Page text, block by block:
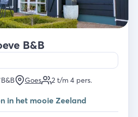
B&B
B&B Goes 2 t/m 4 pers.
in het mooie Zeeland